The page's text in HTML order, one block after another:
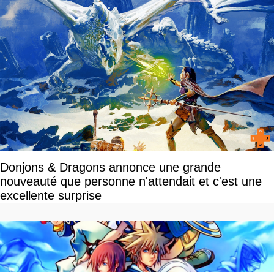
Donjons & Dragons annonce une grande
nouveauté que personne n'attendait et c'est une
excellente surprise